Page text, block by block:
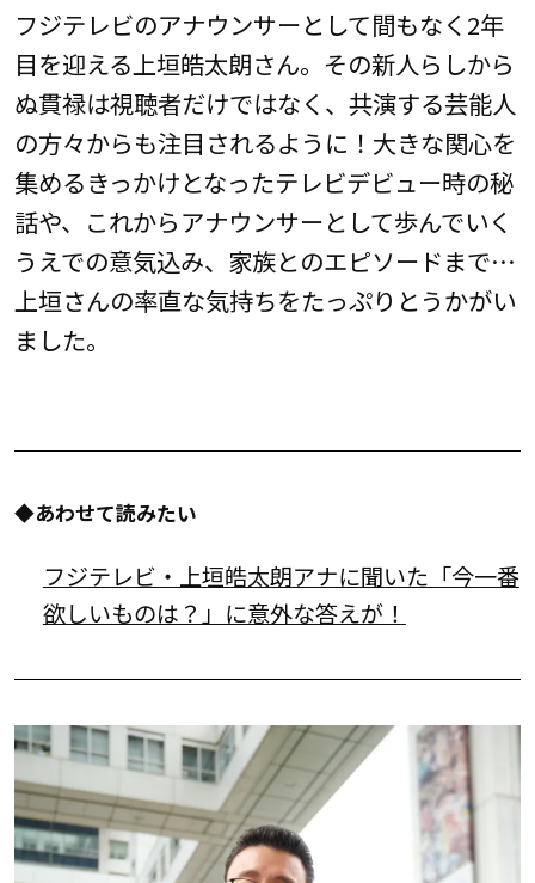
フジテレビのアナウンサーとして間もなく2年
目を迎える上垣皓太朗さん。その新人らしから
ぬ貫禄は視聴者だけではなく、共演する芸能人
の方々からも注目されるように！大きな関心を
集めるきっかけとなったテレビデビュー時の秘
話や、これからアナウンサーとして歩んでいく
うえでの意気込み、家族とのエピソードまで…
上垣さんの率直な気持ちをたっぷりとうかがい
ました。
◆あわせて読みたい
フジテレビ・上垣皓太朗アナに聞いた「今一番
欲しいものは？」に意外な答えが！